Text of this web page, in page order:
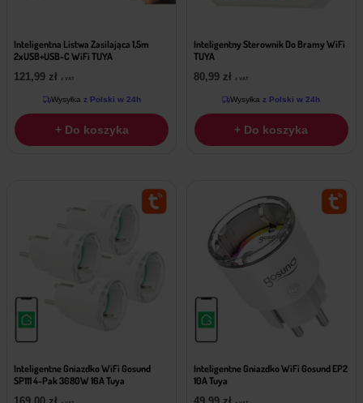
Inteligentna Listwa Zasilająca 1,5m
2xUSB+USB-C WiFi TUYA
121,99 zł z VAT
Wysyłka z Polski w 24h
+ Do koszyka
Inteligentny Sterownik Do Bramy WiFi
TUYA
80,99 zł z VAT
Wysyłka z Polski w 24h
+ Do koszyka
Inteligentne Gniazdko WiFi Gosund
SP111 4-Pak 3680W 16A Tuya
Inteligentne Gniazdko WiFi Gosund EP2
10A Tuya